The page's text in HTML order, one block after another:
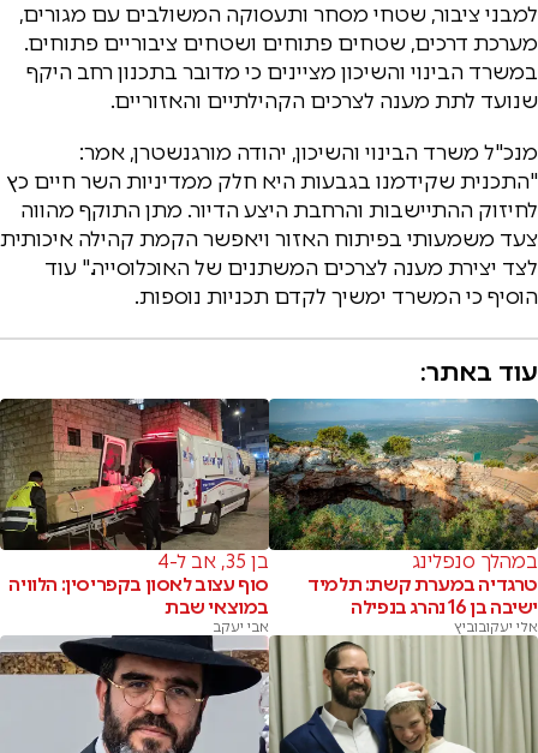
למבני ציבור, שטחי מסחר ותעסוקה המשולבים עם מגורים,
מערכת דרכים, שטחים פתוחים ושטחים ציבוריים פתוחים.
במשרד הבינוי והשיכון מציינים כי מדובר בתכנון רחב היקף
שנועד לתת מענה לצרכים הקהילתיים והאזוריים.
מנכ"ל משרד הבינוי והשיכון, יהודה מורגנשטרן, אמר:
"התכנית שקידמנו בגבעות היא חלק ממדיניות השר חיים כץ
לחיזוק ההתיישבות והרחבת היצע הדיור. מתן התוקף מהווה
צעד משמעותי בפיתוח האזור ויאפשר הקמת קהילה איכותית
לצד יצירת מענה לצרכים המשתנים של האוכלוסייה." עוד
הוסיף כי המשרד ימשיך לקדם תכניות נוספות.
עוד באתר:
במהלך סנפלינג
טרגדיה במערת קשת: תלמיד
ישיבה בן 16 נהרג בנפילה
אלי יעקובוביץ
בן 35, אב ל-4
סוף עצוב לאסון בקפריסין: הלוויה
במוצאי שבת
אבי יעקב